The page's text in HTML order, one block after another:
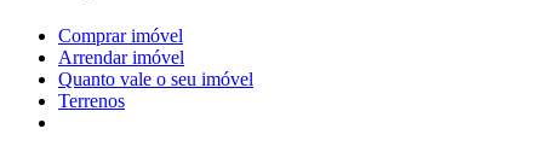
Comprar imóvel
Arrendar imóvel
Quanto vale o seu imóvel
Terrenos